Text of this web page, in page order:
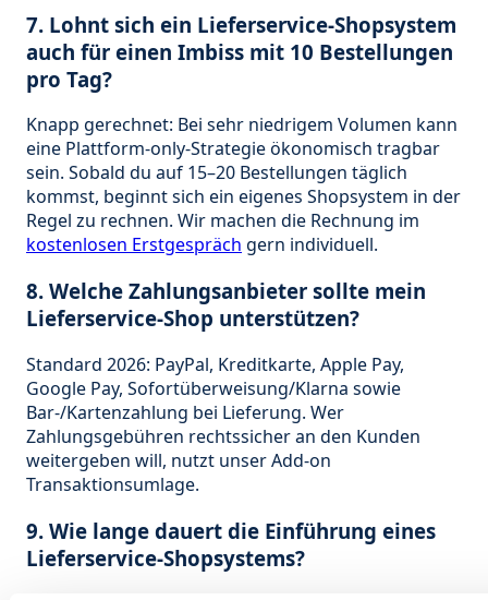
7. Lohnt sich ein Lieferservice-Shopsystem
auch für einen Imbiss mit 10 Bestellungen
pro Tag?
Knapp gerechnet: Bei sehr niedrigem Volumen kann
eine Plattform-only-Strategie ökonomisch tragbar
sein. Sobald du auf 15–20 Bestellungen täglich
kommst, beginnt sich ein eigenes Shopsystem in der
Regel zu rechnen. Wir machen die Rechnung im
kostenlosen Erstgespräch gern individuell.
8. Welche Zahlungsanbieter sollte mein
Lieferservice-Shop unterstützen?
Standard 2026: PayPal, Kreditkarte, Apple Pay,
Google Pay, Sofortüberweisung/Klarna sowie
Bar-/Kartenzahlung bei Lieferung. Wer
Zahlungsgebühren rechtssicher an den Kunden
weitergeben will, nutzt unser Add-on
Transaktionsumlage.
9. Wie lange dauert die Einführung eines
Lieferservice-Shopsystems?